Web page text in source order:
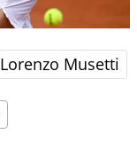
Lorenzo Musetti